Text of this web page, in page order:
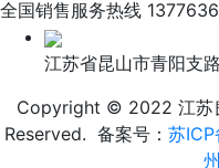
全国销售服务热线
江苏省昆山市青阳支
Copyright © 2022 江苏
Reserved. 备案号： 苏